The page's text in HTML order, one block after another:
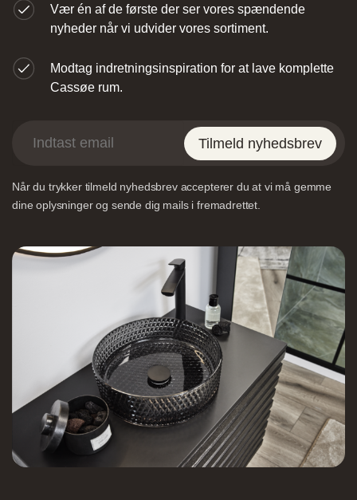
Vær én af de første der ser vores spændende
nyheder når vi udvider vores sortiment.
Modtag indretningsinspiration for at lave komplette
Cassøe rum.
Tilmeld nyhedsbrev
Når du trykker tilmeld nyhedsbrev accepterer du at vi må gemme
dine oplysninger og sende dig mails i fremadrettet.
Nettoline Ribe
Øster Vedsted Vej 6, 6760 Ribe,
Nettoline Holstebro
Gartnerivej 2, 7500 Holstebro,
Tvis Køkkener – Køge